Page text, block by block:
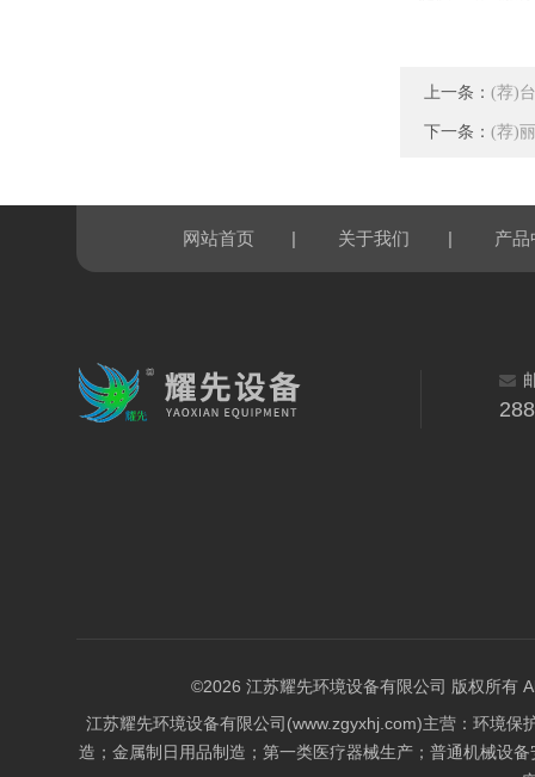
上一条： (荐)
下一条： (荐)
网站首页 | 关于我们 | 产品
©2026 江苏耀先环境设备有限公司 版权所有
江苏耀先环境设备有限公司(www.zgyxhj.com)主营：环境
造；金属制日用品制造；第一类医疗器械生产；普通机械设